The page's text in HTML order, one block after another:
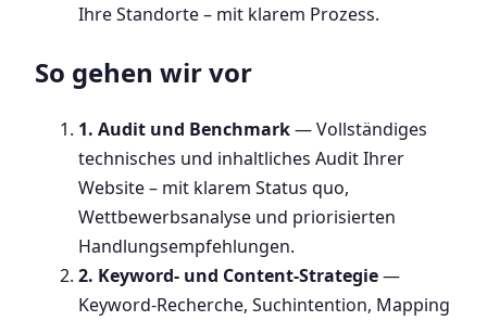
Ihre Standorte – mit klarem Prozess.
So gehen wir vor
1. Audit und Benchmark— Vollständiges
technisches und inhaltliches Audit Ihrer
Website – mit klarem Status quo,
Wettbewerbsanalyse und priorisierten
Handlungsempfehlungen.
2. Keyword- und Content-Strategie—
Keyword-Recherche, Suchintention, Mapping